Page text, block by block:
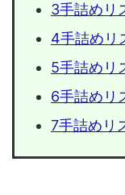
3手詰めリ
4手詰めリ
5手詰めリ
6手詰めリ
7手詰めリ